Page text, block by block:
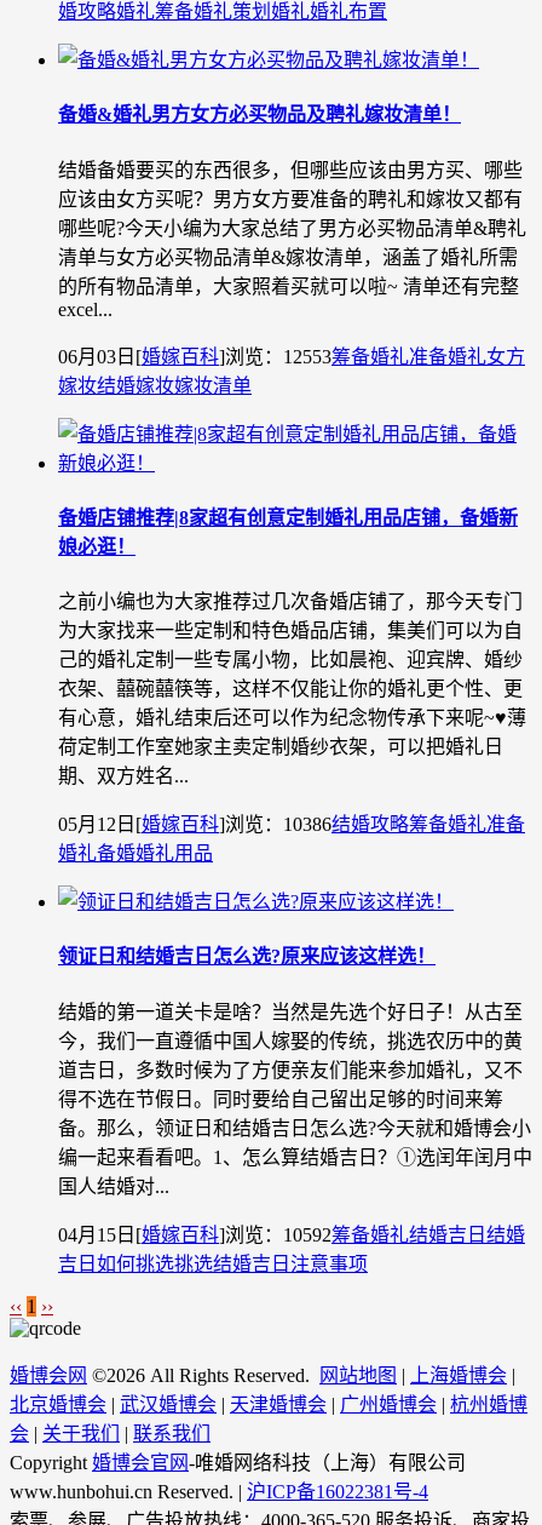
婚攻略婚礼筹备婚礼策划 婚礼婚礼布置
备婚&婚礼男方女方必买物品及聘礼嫁妆清单！
结婚备婚要买的东西很多，但哪些应该由男方买、哪些
应该由女方买呢？男方女方要准备的聘礼和嫁妆又都有
哪些呢?今天小编为大家总结了男方必买物品清单&聘礼
清单与女方必买物品清单&嫁妆清单，涵盖了婚礼所需
的所有物品清单，大家照着买就可以啦~ 清单还有完整
excel...
06月03日 [婚嫁百科]浏览：12553筹备婚礼准备婚礼女方
嫁妆结婚嫁妆嫁妆清单
备婚店铺推荐|8家超有创意定制婚礼用品店铺，备婚新
娘必逛！
之前小编也为大家推荐过几次备婚店铺了，那今天专门
为大家找来一些定制和特色婚品店铺，集美们可以为自
己的婚礼定制一些专属小物，比如晨袍、迎宾牌、婚纱
衣架、囍碗囍筷等，这样不仅能让你的婚礼更个性、更
有心意，婚礼结束后还可以作为纪念物传承下来呢~♥薄
荷定制工作室她家主卖定制婚纱衣架，可以把婚礼日
期、双方姓名...
05月12日 [婚嫁百科]浏览：10386结婚攻略筹备婚礼准备
婚礼备婚婚礼用品
领证日和结婚吉日怎么选?原来应该这样选！
结婚的第一道关卡是啥？当然是先选个好日子！从古至
今，我们一直遵循中国人嫁娶的传统，挑选农历中的黄
道吉日，多数时候为了方便亲友们能来参加婚礼，又不
得不选在节假日。同时要给自己留出足够的时间来筹
备。那么，领证日和结婚吉日怎么选?今天就和婚博会小
编一起来看看吧。1、怎么算结婚吉日？①选闰年闰月中
国人结婚对...
04月15日 [婚嫁百科]浏览：10592筹备婚礼结婚吉日 结婚
吉日如何挑选挑选结婚吉日注意事项
‹‹ 1 ››
婚博会网 ©2026 All Rights Reserved. 网站地图 | 上海婚博会 |
北京婚博会 | 武汉婚博会 | 天津婚博会 | 广州婚博会 | 杭州婚博
会 | 关于我们 | 联系我们
Copyright 婚博会官网-唯婚网络科技（上海）有限公司
www.hunbohui.cn Reserved. | 沪ICP备16022381号-4
索票、参展、广告投放热线：4000-365-520 服务投诉、商家投